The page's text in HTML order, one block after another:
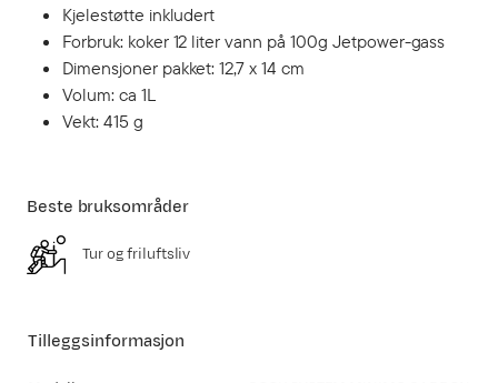
Kjelestøtte inkludert
Forbruk: koker 12 liter vann på 100g Jetpower-gass
Dimensjoner pakket: 12,7 x 14 cm
Volum: ca 1L
Vekt: 415 g
Tilleggsinformasjon
Beste bruksområder
Tur og friluftsliv